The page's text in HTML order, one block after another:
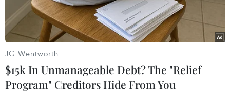
Nhà khoa học Luigi De Gennaro thuộc Đại học
Tổng hợp Rome, điều phối viên nhóm nghiên
cứu, nói rằng nhóm ông đã xác định được
và thùy "cá ngựa" (Hippocampus) có mối liên hệ
với những giấc mơ kỳ lạ và sống động mà con
JG Wentworth
$15k In Unmanageable Debt? The "Relief
Program" Creditors Hide From You